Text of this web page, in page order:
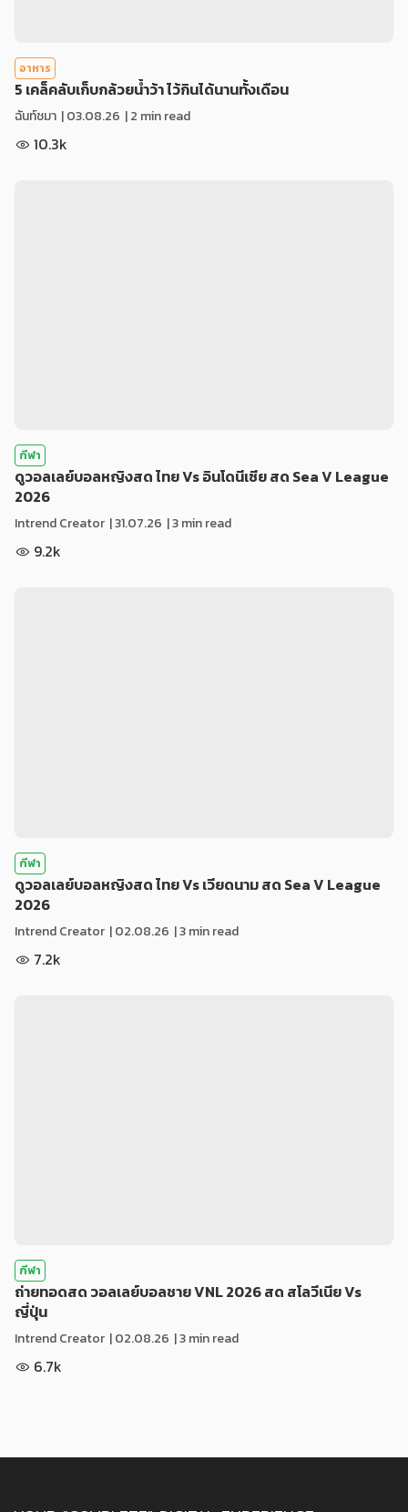
อาหาร
5 เคล็คลับเก็บกล้วยน้ำว้า ไว้กินได้นานทั้งเดือน
ฉันท์ชมา |03.08.26 | 2 min read
10.3k
กีฬา
ดูวอลเลย์บอลหญิงสด ไทย Vs อินโดนีเซีย สด Sea V League
2026
Intrend Creator |31.07.26 | 3 min read
9.2k
กีฬา
ดูวอลเลย์บอลหญิงสด ไทย Vs เวียดนาม สด Sea V League
2026
Intrend Creator |02.08.26 | 3 min read
7.2k
กีฬา
ถ่ายทอดสด วอลเลย์บอลชาย VNL 2026 สด สโลวีเนีย Vs
ญี่ปุ่น
Intrend Creator |02.08.26 | 3 min read
6.7k